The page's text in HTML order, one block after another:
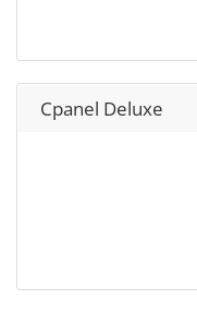
Cpanel Deluxe